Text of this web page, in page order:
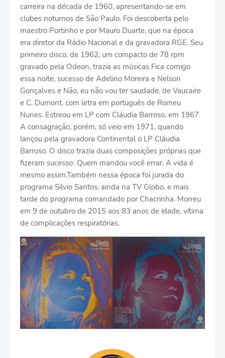
carreira na década de 1960, apresentando-se em
clubes noturnos de São Paulo. Foi descoberta pelo
maestro Portinho e por Mauro Duarte, que na época
era diretor da Rádio Nacional e da gravadora RGE. Seu
primeiro disco, de 1962, um compacto de 78 rpm
gravado pela Odeon, trazia as músicas Fica comigo
essa noite, sucesso de Adelino Moreira e Nelson
Gonçalves e Não, eu não vou ter saudade, de Vaucaire
e C. Dumont, com letra em português de Romeu
Nunes. Estreou em LP com Cláudia Barroso, em 1967.
A consagração, porém, só veio em 1971, quando
lançou pela gravadora Continental o LP Cláudia
Barroso. O disco trazia duas composições próprias que
fizeram sucessoː Quem mandou você errar, A vida é
mesmo assim.Também nessa época foi jurada do
programa Silvio Santos, ainda na TV Globo, e mais
tarde do programa comandado por Chacrinha. Morreu
em 9 de outubro de 2015 aos 83 anos de idade, vítima
de complicações respiratórias.